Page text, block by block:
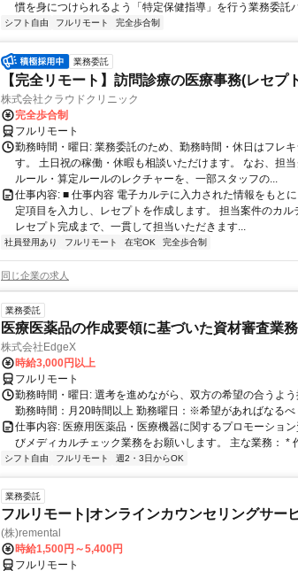
慣を身につけられるよう「特定保健指導」を行う業務委託
シフト自由 フルリモート 完全歩合制
業務委託
【完全リモート】訪問診療の医療事務(レセプ
株式会社クラウドクリニック
完全歩合制
フルリモート
勤務時間・曜日: 業務委託のため、勤務時間・休日はフレ
す。 土日祝の稼働・休暇も相談いただけます。 なお、担
ルール・算定ルールのレクチャーを、一部スタッフの...
仕事内容: ■ 仕事内容 電子カルテに入力された情報をもと
定項目を入力し、レセプトを作成します。 担当案件のカル
レセプト完成まで、一貫して担当いただきます...
社員登用あり フルリモート 在宅OK 完全歩合制
同じ企業の求人
業務委託
医療医薬品の作成要領に基づいた資材審査業務
株式会社EdgeX
時給3,000円以上
フルリモート
勤務時間・曜日: 選考を進めながら、双方の希望の合うよ
勤務時間：月20時間以上 勤務曜日：※希望があればなる
仕事内容: 医療用医薬品・医療機器に関するプロモーショ
びメディカルチェック業務をお願いします。 主な業務： *
シフト自由 フルリモート 週2・3日からOK
業務委託
フルリモート|オンラインカウンセリングサー
(株)remental
時給1,500円～5,400円
フルリモート